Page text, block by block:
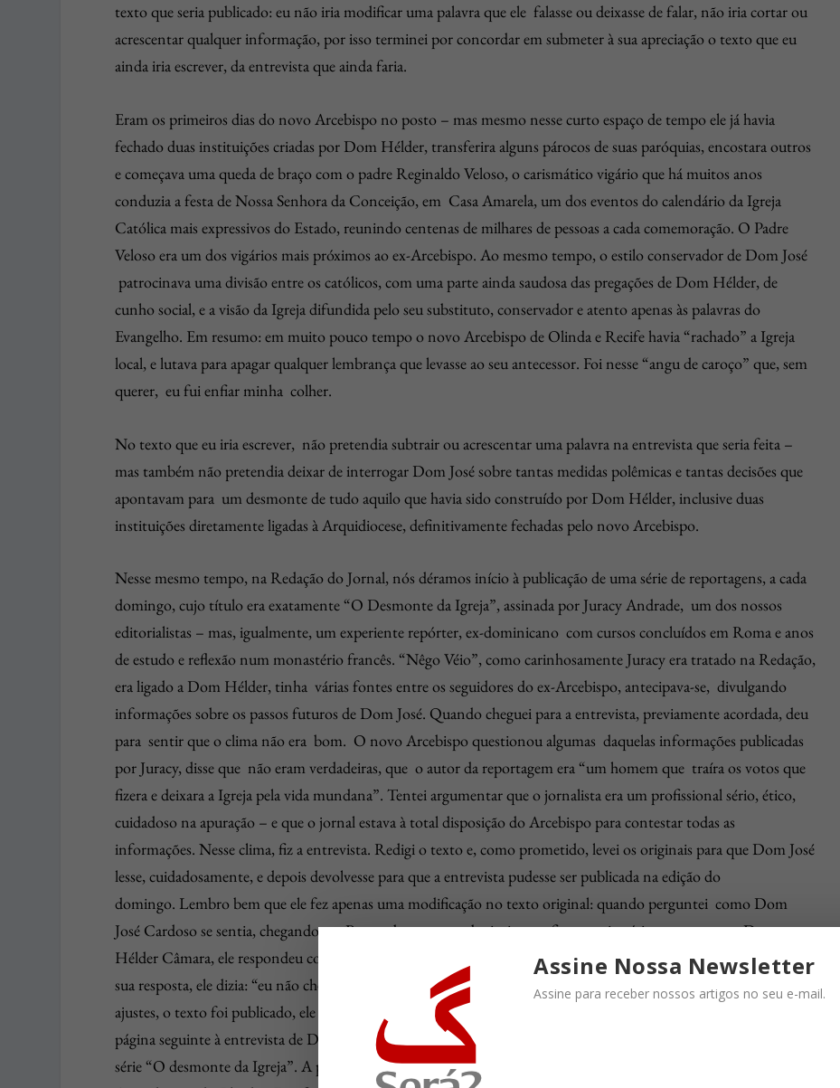
texto que seria publicado: eu não iria modificar uma palavra que ele falasse ou deixasse de falar, não iria cortar ou
acrescentar qualquer informação, por isso terminei por concordar em submeter à sua apreciação o texto que eu
ainda iria escrever, da entrevista que ainda faria.
Eram os primeiros dias do novo Arcebispo no posto – mas mesmo nesse curto espaço de tempo ele já havia
fechado duas instituições criadas por Dom Hélder, transferira alguns párocos de suas paróquias, encostara outros
e começava uma queda de braço com o padre Reginaldo Veloso, o carismático vigário que há muitos anos
conduzia a festa de Nossa Senhora da Conceição, em Casa Amarela, um dos eventos do calendário da Igreja
Católica mais expressivos do Estado, reunindo centenas de milhares de pessoas a cada comemoração. O Padre
Veloso era um dos vigários mais próximos ao ex-Arcebispo. Ao mesmo tempo, o estilo conservador de Dom José
patrocinava uma divisão entre os católicos, com uma parte ainda saudosa das pregações de Dom Hélder, de
cunho social, e a visão da Igreja difundida pelo seu substituto, conservador e atento apenas às palavras do
Evangelho. Em resumo: em muito pouco tempo o novo Arcebispo de Olinda e Recife havia “rachado” a Igreja
local, e lutava para apagar qualquer lembrança que levasse ao seu antecessor. Foi nesse “angu de caroço” que, sem
querer, eu fui enfiar minha colher.
No texto que eu iria escrever, não pretendia subtrair ou acrescentar uma palavra na entrevista que seria feita –
mas também não pretendia deixar de interrogar Dom José sobre tantas medidas polêmicas e tantas decisões que
apontavam para um desmonte de tudo aquilo que havia sido construído por Dom Hélder, inclusive duas
instituições diretamente ligadas à Arquidiocese, definitivamente fechadas pelo novo Arcebispo.
Nesse mesmo tempo, na Redação do Jornal, nós déramos início à publicação de uma série de reportagens, a cada
domingo, cujo título era exatamente “O Desmonte da Igreja”, assinada por Juracy Andrade, um dos nossos
editorialistas – mas, igualmente, um experiente repórter, ex-dominicano com cursos concluídos em Roma e anos
de estudo e reflexão num monastério francês. “Nêgo Véio”, como carinhosamente Juracy era tratado na Redação,
era ligado a Dom Hélder, tinha várias fontes entre os seguidores do ex-Arcebispo, antecipava-se, divulgando
informações sobre os passos futuros de Dom José. Quando cheguei para a entrevista, previamente acordada, deu
para sentir que o clima não era bom. O novo Arcebispo questionou algumas daquelas informações publicadas
por Juracy, disse que não eram verdadeiras, que o autor da reportagem era “um homem que traíra os votos que
fizera e deixara a Igreja pela vida mundana”. Tentei argumentar que o jornalista era um profissional sério, ético,
cuidadoso na apuração – e que o jornal estava à total disposição do Arcebispo para contestar todas as
informações. Nesse clima, fiz a entrevista. Redigi o texto e, como prometido, levei os originais para que Dom José
lesse, cuidadosamente, e depois devolvesse para que a entrevista pudesse ser publicada na edição do
domingo. Lembro bem que ele fez apenas uma modificação no texto original: quando perguntei como Dom
José Cardoso se sentia, chegando em Pernambuco para substituir uma figura carismática o quanto era Dom
Hélder Câmara, ele respondeu com uma frase bíblica, pronunciada em Latim, – o que não era minha praia. Na
sua resposta, ele dizia: “eu não cheguei para substituir Dom Hélder; eu sou aquele que vem depois” . Feitos os
ajustes, o texto foi publicado, ele ficou feliz por um lado e indignado por outro: na mesma edição, estava lá, na
página seguinte à entrevista de Dom José Cardoso, mais uma matéria assinada por Juracy Andrade, dentro da
série “O desmonte da Igreja”. A partir daí, não houve mais trégua nem diálogo, entre o Jornal do Commercio e a
Assine Nossa Newsletter
Assine para receber nossos artigos no seu e-mail.